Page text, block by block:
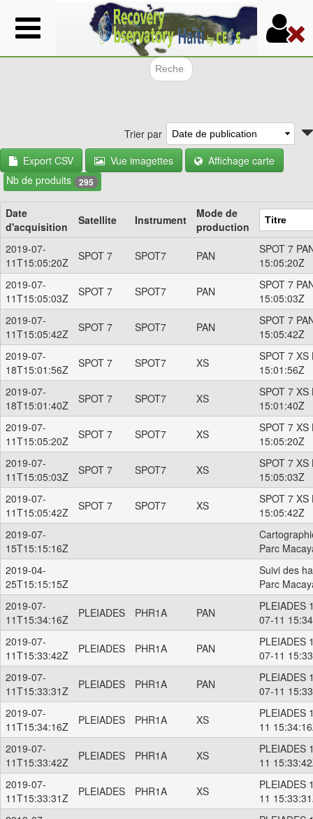
Aller
au
contenu
Trier par
Export CSV
Vue imagettes
Affichage carte
Nb de produits 295
Date
d'acquisition
Satellite Instrument
Mode de
production
2019-07-
11T15:05:20Z
SPOT 7 SPOT7 PAN
SPOT 7
15:05:20Z
2019-07-
11T15:05:03Z
SPOT 7 SPOT7 PAN
SPOT 7
15:05:03Z
2019-07-
11T15:05:42Z
SPOT 7 SPOT7 PAN
SPOT 7
15:05:42Z
2019-07-
18T15:01:56Z
SPOT 7 SPOT7 XS
SPOT 7
15:01:56Z
2019-07-
18T15:01:40Z
SPOT 7 SPOT7 XS
SPOT 7
15:01:40Z
2019-07-
11T15:05:20Z
SPOT 7 SPOT7 XS
SPOT 7
15:05:20Z
2019-07-
11T15:05:03Z
SPOT 7 SPOT7 XS
SPOT 7
15:05:03Z
2019-07-
11T15:05:42Z
SPOT 7 SPOT7 XS
SPOT 7
15:05:42Z
2019-07-
15T15:15:16Z
Parc
2019-04-
25T15:15:15Z
Suivi des
Parc
2019-07-
11T15:34:16Z
PLEIADES PHR1A PAN
PLEIADES
07-11
2019-07-
11T15:33:42Z
PLEIADES PHR1A PAN
PLEIADES
07-11
2019-07-
11T15:33:31Z
PLEIADES PHR1A PAN
PLEIADES
07-11
2019-07-
11T15:34:16Z
PLEIADES PHR1A XS
PLEIADES
11
2019-07-
11T15:33:42Z
PLEIADES PHR1A XS
PLEIADES
11
2019-07-
11T15:33:31Z
PLEIADES PHR1A XS
PLEIADES
11